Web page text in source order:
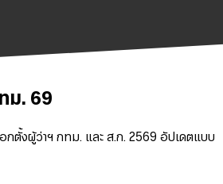
ม. 69
ตั้งผู้ว่าฯ กทม. และ ส.ก. 2569 อัปเดตแบบ